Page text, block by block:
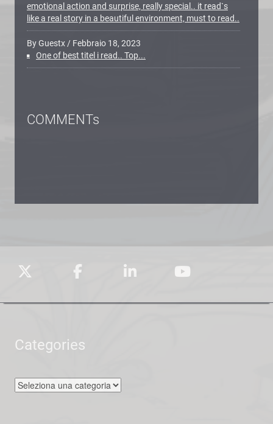
emotional action and surprise, really special.. it read`s
like a real story in a beautiful environment, must to read..
By Guestx / Febbraio 18, 2023
One of best titel i read.. Top...
COMMENTs
Categories
Categories